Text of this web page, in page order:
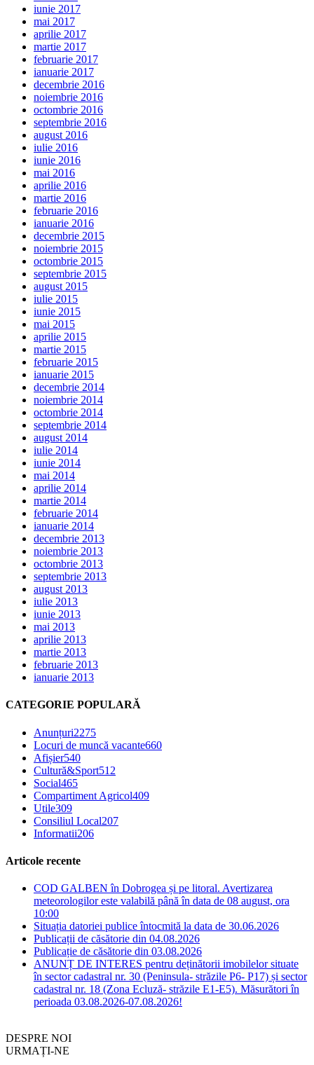
iunie 2017
mai 2017
aprilie 2017
martie 2017
februarie 2017
ianuarie 2017
decembrie 2016
noiembrie 2016
octombrie 2016
septembrie 2016
august 2016
iulie 2016
iunie 2016
mai 2016
aprilie 2016
martie 2016
februarie 2016
ianuarie 2016
decembrie 2015
noiembrie 2015
octombrie 2015
septembrie 2015
august 2015
iulie 2015
iunie 2015
mai 2015
aprilie 2015
martie 2015
februarie 2015
ianuarie 2015
decembrie 2014
noiembrie 2014
octombrie 2014
septembrie 2014
august 2014
iulie 2014
iunie 2014
mai 2014
aprilie 2014
martie 2014
februarie 2014
ianuarie 2014
decembrie 2013
noiembrie 2013
octombrie 2013
septembrie 2013
august 2013
iulie 2013
iunie 2013
mai 2013
aprilie 2013
martie 2013
februarie 2013
ianuarie 2013
CATEGORIE POPULARĂ
Anunțuri2275
Locuri de muncă vacante660
Afișier540
Cultură&Sport512
Social465
Compartiment Agricol409
Utile309
Consiliul Local207
Informatii206
Articole recente
COD GALBEN în Dobrogea și pe litoral. Avertizarea
meteorologilor este valabilă până în data de 08 august, ora
10:00
Situația datoriei publice întocmită la data de 30.06.2026
Publicații de căsătorie din 04.08.2026
Publicație de căsătorie din 03.08.2026
ANUNȚ DE INTERES pentru deținătorii imobilelor situate
în sector cadastral nr. 30 (Peninsula- străzile P6- P17) și sector
cadastral nr. 18 (Zona Ecluză- străzile E1-E5). Măsurători în
perioada 03.08.2026-07.08.2026!
DESPRE NOI
URMAȚI-NE